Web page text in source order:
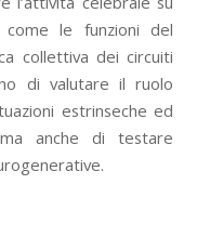
le funzioni del
collettiva dei circuiti
di valutare il ruolo
estrinseche ed
anche di testare